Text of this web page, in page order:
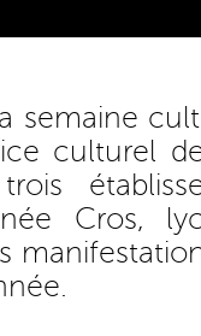
semaine
culturel
Cros,